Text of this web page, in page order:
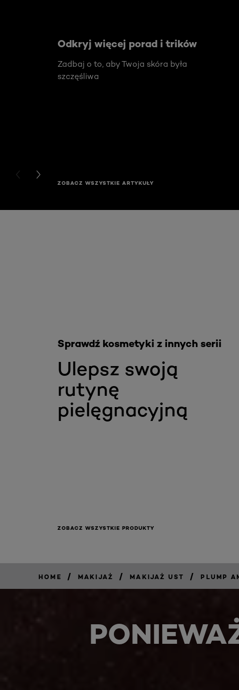
Odkryj więcej porad i trików
Zadbaj o to, aby Twoja skóra była
szczęśliwa
PREVIOUS CARD
NEXT CARD
ZOBACZ WSZYSTKIE ARTYKUŁY
Ulepsz swoją
rutynę
pielęgnacyjną
Sprawdź kosmetyki z innych serii
ZOBACZ WSZYSTKIE PRODUKTY
HOME / MAKIJAŻ / MAKIJAŻ UST / PLUMP